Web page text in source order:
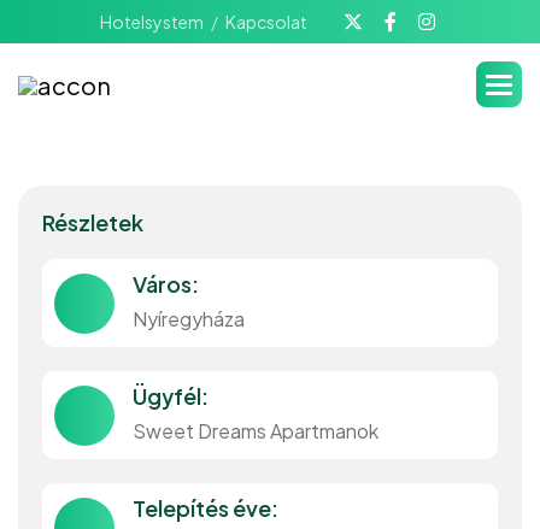
Hotelsystem Kapcsolat
Részletek
Város:
Nyíregyháza
Ügyfél:
Sweet Dreams Apartmanok
Telepítés éve: